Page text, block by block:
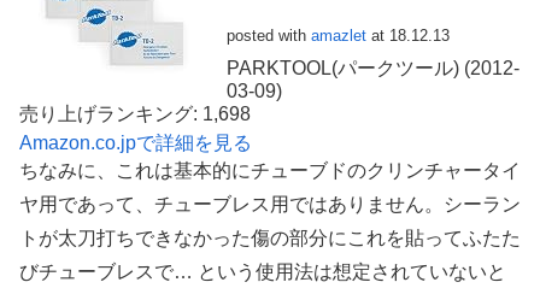
posted with amazlet at 18.12.13
PARKTOOL(パークツール) (2012-
03-09)
売り上げランキング: 1,698
Amazon.co.jpで詳細を見る
ちなみに、これは基本的にチューブドのクリンチャータイ
ヤ用であって、チューブレス用ではありません。シーラン
トが太刀打ちできなかった傷の部分にこれを貼ってふたた
びチューブレスで… という使用法は想定されていないと